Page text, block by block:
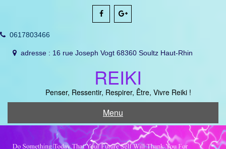
0617803466
adresse : 16 rue Joseph Vogt 68360 Soultz Haut-Rhin
REIKI
Penser, Ressentir, Respirer, Être, Vivre Reiki !
Menu